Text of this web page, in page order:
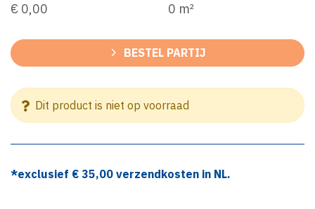
€ 0,00
0 m²
BESTEL PARTIJ
Dit product is niet op voorraad
*exclusief € 35,00 verzendkosten in NL.